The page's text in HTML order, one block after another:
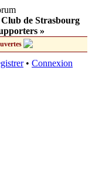
de Strasbourg
»
• Connexion